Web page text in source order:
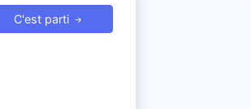
C'est parti